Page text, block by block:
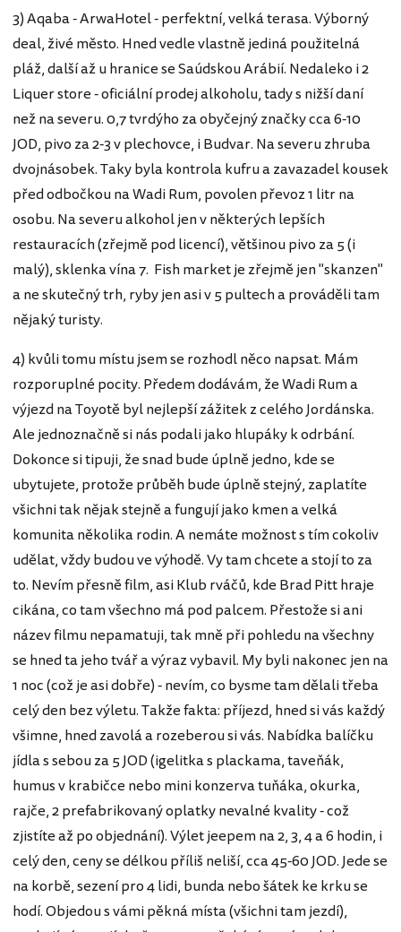
3) Aqaba - ArwaHotel - perfektní, velká terasa. Výborný
deal, živé město. Hned vedle vlastně jediná použitelná
pláž, další až u hranice se Saúdskou Arábií. Nedaleko i 2
Liquer store - oficiální prodej alkoholu, tady s nižší daní
než na severu. 0,7 tvrdýho za obyčejný značky cca 6-10
JOD, pivo za 2-3 v plechovce, i Budvar. Na severu zhruba
dvojnásobek. Taky byla kontrola kufru a zavazadel kousek
před odbočkou na Wadi Rum, povolen převoz 1 litr na
osobu. Na severu alkohol jen v některých lepších
restauracích (zřejmě pod licencí), většinou pivo za 5 (i
malý), sklenka vína 7. Fish market je zřejmě jen "skanzen"
a ne skutečný trh, ryby jen asi v 5 pultech a prováděli tam
nějaký turisty.
4) kvůli tomu místu jsem se rozhodl něco napsat. Mám
rozporuplné pocity. Předem dodávám, že Wadi Rum a
výjezd na Toyotě byl nejlepší zážitek z celého Jordánska.
Ale jednoznačně si nás podali jako hlupáky k odrbání.
Dokonce si tipuji, že snad bude úplně jedno, kde se
ubytujete, protože průběh bude úplně stejný, zaplatíte
všichni tak nějak stejně a fungují jako kmen a velká
komunita několika rodin. A nemáte možnost s tím cokoliv
udělat, vždy budou ve výhodě. Vy tam chcete a stojí to za
to. Nevím přesně film, asi Klub rváčů, kde Brad Pitt hraje
cikána, co tam všechno má pod palcem. Přestože si ani
název filmu nepamatuji, tak mně při pohledu na všechny
se hned ta jeho tvář a výraz vybavil. My byli nakonec jen na
1 noc (což je asi dobře) - nevím, co bysme tam dělali třeba
celý den bez výletu. Takže fakta: příjezd, hned si vás každý
všimne, hned zavolá a rozeberou si vás. Nabídka balíčku
jídla s sebou za 5 JOD (igelitka s plackama, taveňák,
humus v krabičce nebo mini konzerva tuňáka, okurka,
rajče, 2 prefabrikovaný oplatky nevalné kvality - což
zjistíte až po objednání). Výlet jeepem na 2, 3, 4 a 6 hodin, i
celý den, ceny se délkou příliš neliší, cca 45-60 JOD. Jede se
na korbě, sezení pro 4 lidi, bunda nebo šátek ke krku se
hodí. Objedou s vámi pěkná místa (všichni tam jezdí),